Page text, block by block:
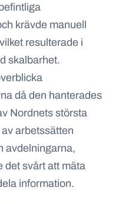
krävde manuell
resulterade i
skalbarhet.
då den hanterades
Nordnets största
arbetssätten
avdelningarna,
det svårt att mäta
information.